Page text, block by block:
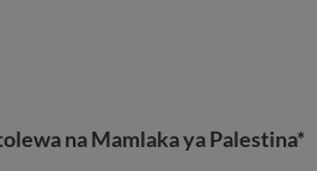
na Mamlaka ya Palestina*